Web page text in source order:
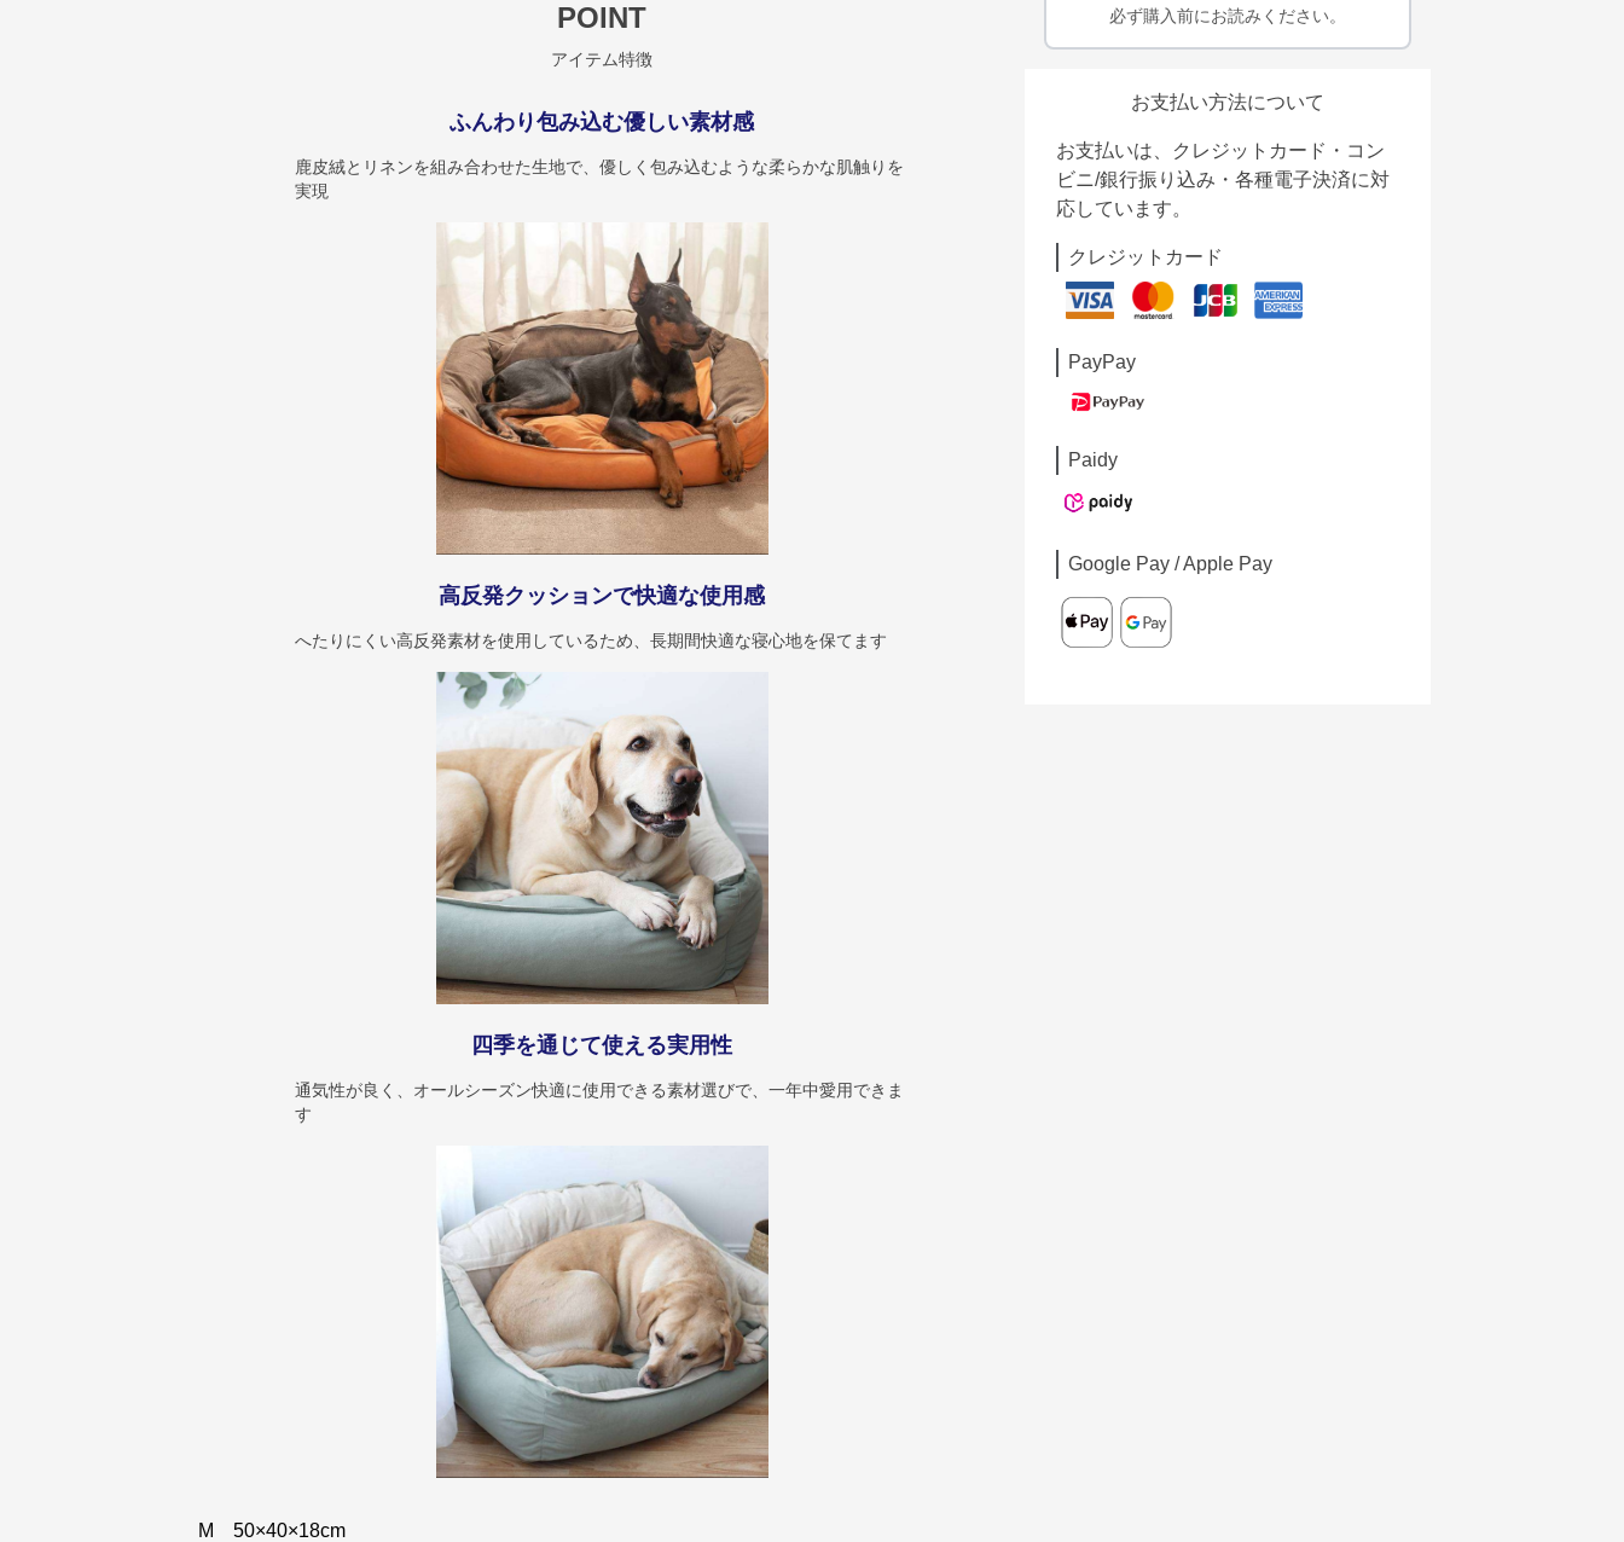
POINT
アイテム特徴
ふんわり包み込む優しい素材感
鹿皮絨とリネンを組み合わせた生地で、優しく包み込むような柔らかな肌触りを
実現
高反発クッションで快適な使用感
へたりにくい高反発素材を使用しているため、長期間快適な寝心地を保てます
四季を通じて使える実用性
通気性が良く、オールシーズン快適に使用できる素材選びで、一年中愛用できま
す
M 50×40×18cm
必ず購入前にお読みください。
お支払い方法について
お支払いは、クレジットカード・コン
ビニ/銀行振り込み・各種電子決済に対
応しています。
クレジットカード
PayPay
Paidy
Google Pay / Apple Pay